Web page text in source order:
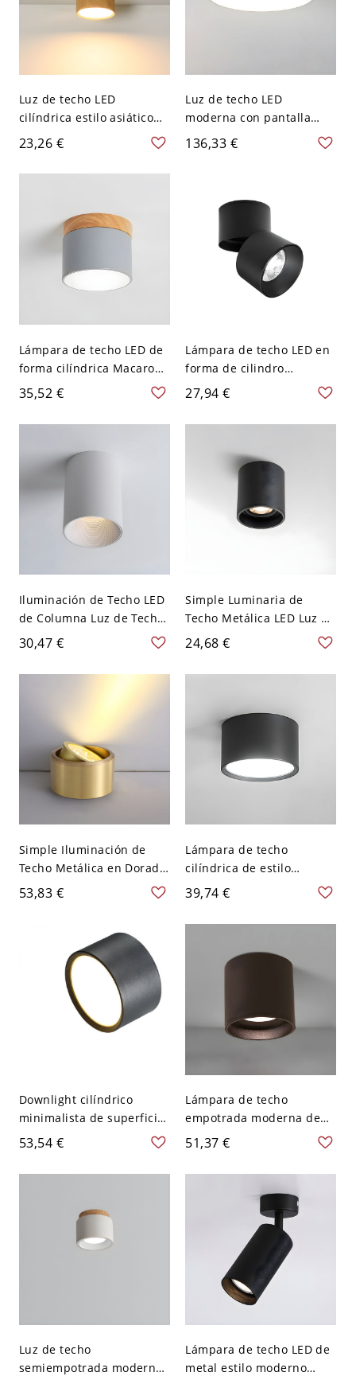
Luz de techo LED
cilíndrica estilo asiático
con pantalla blanca - 110
A 120 V 7,62 cm Luz cálida
23,26 €
Luz de techo LED
moderna con pantalla
blanca para uso
residencial - Blanco 110 A
136,33 €
Lámpara de techo LED de
forma cilíndrica Macaroon
moderna de hierro con 1
luz para balcón - Gris 110
A 120 V Blanco
35,52 €
Lámpara de techo LED en
forma de cilindro
moderna de aluminio con
1 luz para tienda de ropa
- Negro 110 A 120 V 7,62
27,94 €
Iluminación de Techo LED
de Columna Luz de Techo
de Metal para Pasillo -
Blanco 110 A 120 V 11,43
cm
30,47 €
Simple Luminaria de
Techo Metálica LED Luz de
Techo de Cilindro para
Pasillo - Negro 110 A 120
V 6,35 cm Blanco
24,68 €
Simple Iluminación de
Techo Metálica en Dorado
Luz de Techo LED de
Columna para Corredor -
53,83 €
Lámpara de techo
cilíndrica de estilo
moderno, metal, luz
montada en el techo de 1
foco - 110 A 120 V Negro
39,74 €
Downlight cilíndrico
minimalista de superficie,
foco LED redondo de
techo para pasillo y
cocina - 12,7 cm Negro
53,54 €
Lámpara de techo
empotrada moderna de
cilindro LED con pantalla
de aluminio - Negro 110 A
120 V Blanco
51,37 €
Luz de techo
semiempotrada moderna
Lámpara de techo LED de
metal estilo moderno